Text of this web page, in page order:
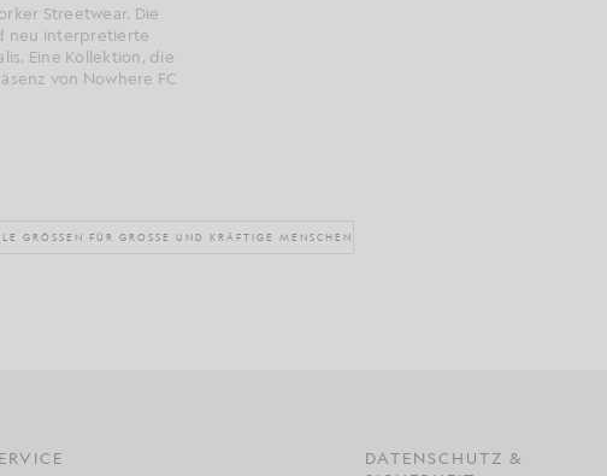
Streetwear. Die
neu interpretierte
Eine Kollektion, die
von Nowhere FC
GRÖSSEN FÜR GROSSE UND KRÄFTIGE MENSCHEN
DATENSCHUTZ &